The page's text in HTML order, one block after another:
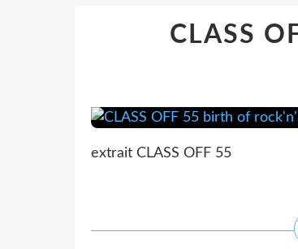
CLASS
extrait CLASS OFF 55